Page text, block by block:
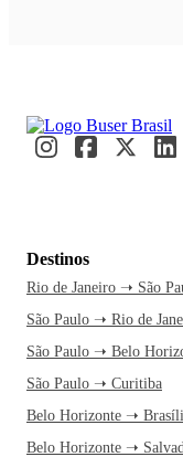
Destinos
Rio de Janeiro ➝ São
São Paulo ➝ Rio de
São Paulo ➝ Belo
São Paulo ➝ Curitiba
Belo Horizonte ➝
Belo Horizonte ➝